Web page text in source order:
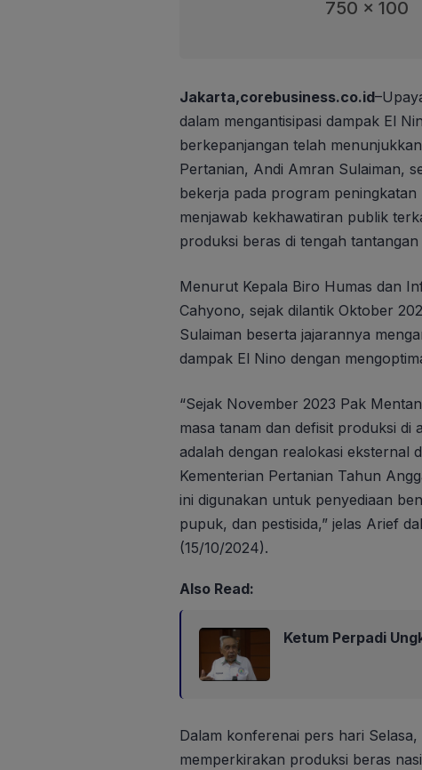
750 x 100
Jakarta,corebusiness.co.id
dalam mengantisipasi dampak El
berkepanjangan telah
Pertanian, Andi Amran Sulaiman,
bekerja pada program
menjawab kekhawatiran publik
produksi beras di tengah
Menurut Kepala Biro Humas dan
Cahyono, sejak dilantik Oktober
Sulaiman beserta jajarannya
dampak El Nino dengan
“Sejak November 2023 Pak
masa tanam dan defisit produksi di
adalah dengan realokasi eksternal
Kementerian Pertanian Tahun
ini digunakan untuk penyediaan
pupuk, dan pestisida,” jelas Arief
(15/10/2024).
Also Read:
Ketum Perpadi
Dalam konferenai pers hari
memperkirakan produksi beras